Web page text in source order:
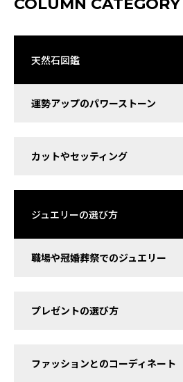
COLUMN CATEGORY
天然石図鑑
運勢アップのパワーストーン
カットやセッティング
ジュエリーの選び方
職場や冠婚葬祭でのジュエリー
プレゼントの選び方
ファッションとのコーディネート